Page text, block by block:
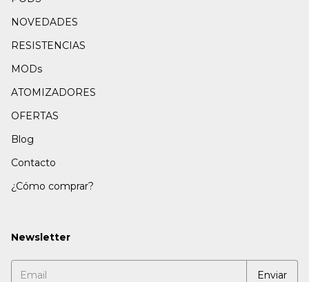
NOVEDADES
RESISTENCIAS
MODs
ATOMIZADORES
OFERTAS
Blog
Contacto
¿Cómo comprar?
Newsletter